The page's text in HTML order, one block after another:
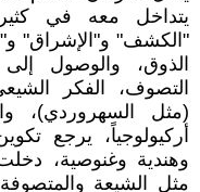
يتداخل معه في
"الكشف" و"الإشراق"
الذوق، والوصول
التصوف، الفكر
(مثل السهروردي)،
أركيولوجياً، يرجع
وهندية وغنوصية،
مثل الشيعة والمتصوفة.